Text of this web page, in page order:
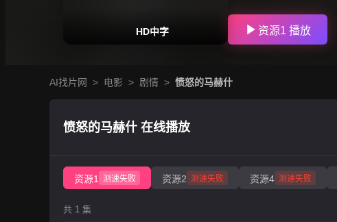
HD中字 资源1 播放
AI找片网 > 电影 > 剧情 > 愤怒的马赫什
愤怒的马赫什 在线播放
资源1 测速失败 资源2 测速失败 资源4 测速失败
共 1 集